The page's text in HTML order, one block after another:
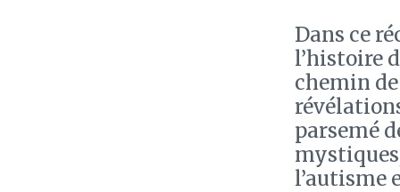
Dans ce
l’histoire
chemin
parsemé
l’autisme